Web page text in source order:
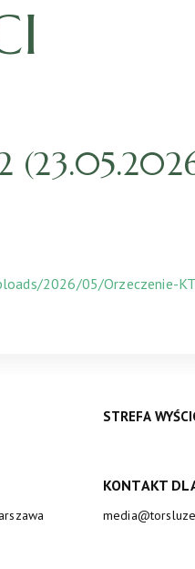
2026/05/Orzeczenie-
STREFA
KONTAKT